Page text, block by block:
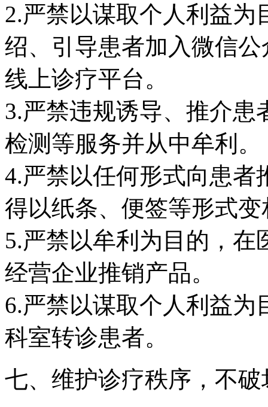
2.严禁以谋取个人利益
绍、引导患者加入微信
线上诊疗平台。
3.严禁违规诱导、推介
检测等服务并从中牟利。
4.严禁以任何形式向患者
得以纸条、便签等形式
5.严禁以牟利为目的，
经营企业推销产品。
6.严禁以谋取个人利益
科室转诊患者。
七、维护诊疗秩序，不